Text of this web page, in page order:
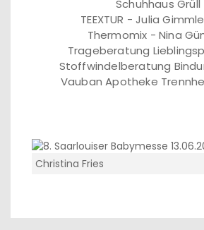
Schuhhaus Grüll
TEEXTUR - Julia
Thermomix - Nina
Trageberatung
Stoffwindelberatung
Vauban Apotheke
Christina Fries